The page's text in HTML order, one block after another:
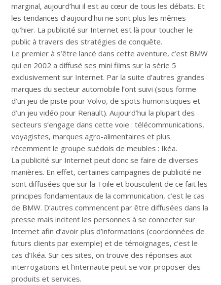
marginal, aujourd’hui il est au cœur de tous les débats. Et
les tendances d’aujourd’hui ne sont plus les mêmes
qu’hier. La publicité sur Internet est là pour toucher le
public à travers des stratégies de conquête.
Le premier à s’être lancé dans cette aventure, c’est BMW
qui en 2002 a diffusé ses mini films sur la série 5
exclusivement sur Internet. Par la suite d’autres grandes
marques du secteur automobile l’ont suivi (sous forme
d’un jeu de piste pour Volvo, de spots humoristiques et
d’un jeu vidéo pour Renault). Aujourd’hui la plupart des
secteurs s’engage dans cette voie : télécommunications,
voyagistes, marques agro-alimentaires et plus
récemment le groupe suédois de meubles : Ikéa.
La publicité sur Internet peut donc se faire de diverses
manières. En effet, certaines campagnes de publicité ne
sont diffusées que sur la Toile et bousculent de ce fait les
principes fondamentaux de la communication, c’est le cas
de BMW. D’autres commencent par être diffusées dans la
presse mais incitent les personnes à se connecter sur
Internet afin d’avoir plus d’informations (coordonnées de
futurs clients par exemple) et de témoignages, c’est le
cas d’Ikéa. Sur ces sites, on trouve des réponses aux
interrogations et l’internaute peut se voir proposer des
produits et services.